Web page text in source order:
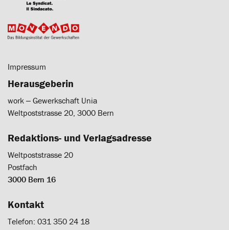
Impressum
Herausgeberin
work ‒ Gewerkschaft Unia
Weltpoststrasse 20, 3000 Bern
Redaktions- und Verlagsadresse
Weltpoststrasse 20
Postfach
3000 Bern 16
Kontakt
Telefon: 031 350 24 18